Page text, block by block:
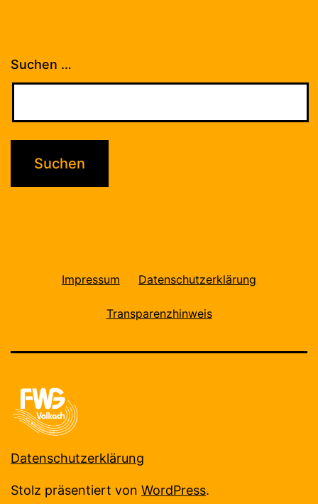
Suchen …
Impressum Datenschutzerklärung
Transparenzhinweis
Datenschutzerklärung
Stolz präsentiert von WordPress.